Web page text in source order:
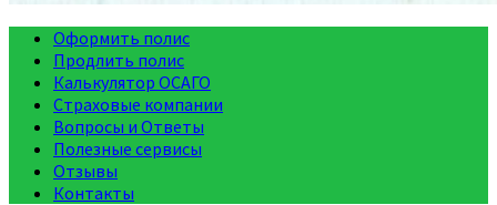
Оформить полис
Продлить полис
Калькулятор ОСАГО
Страховые компании
Вопросы и Ответы
Полезные сервисы
Отзывы
Контакты